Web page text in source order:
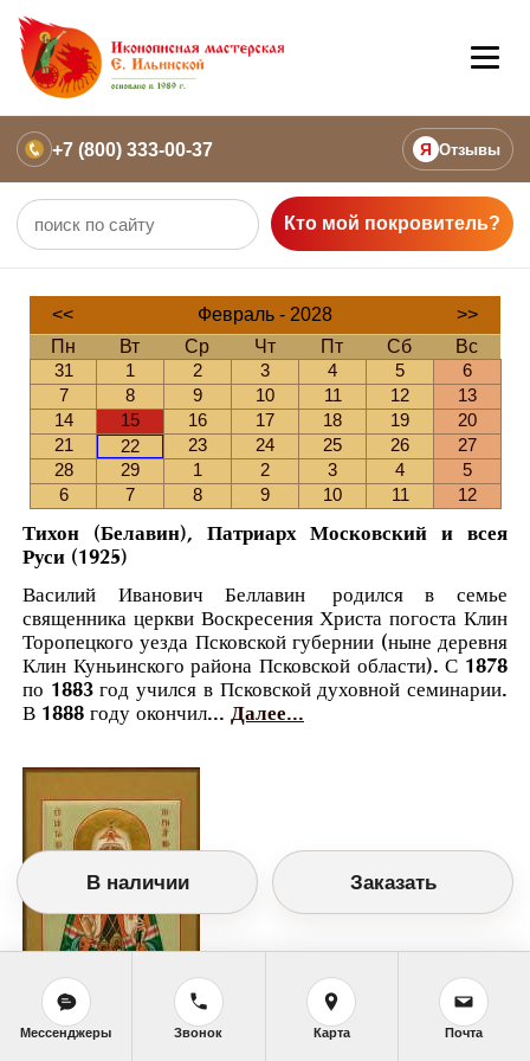
+7 (800) 333-00-37 Я Отзывы
Кто мой покровитель?
<< Февраль - 2028
>>
Пн
Вт Ср Чт Пт Сб
Вс
31
1 2 3 4 5
6
7
8 9 10 11 12
13
14
15 16 17 18 19
20
21
22 23 24 25 26
27
28
29 1 2 3 4
5
6
7 8 9 10 11 12
Тихон (Белавин), Патриарх Московский и всея
Руси (1925)
Василий Иванович Беллавин родился в семье
священника церкви Воскресения Христа погоста Клин
Торопецкого уезда Псковской губернии (ныне деревня
Клин Куньинского района Псковской области). С 1878
по 1883 год учился в Псковской духовной семинарии.
В 1888 году окончил... Далее...
В наличии Заказать
Мессенджеры Звонок Карта Почта